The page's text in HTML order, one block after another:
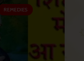
REMEDIES